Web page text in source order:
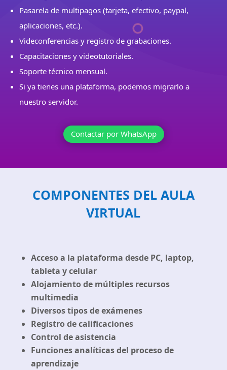
Pasarela de multipagos (tarjeta, efectivo, paypal,
aplicaciones, etc.).
Videconferencias y registro de grabaciones.
Capacitaciones y videotutoriales.
Soporte técnico mensual.
Si ya tienes una plataforma, podemos migrarlo a
nuestro servidor.
Contactar por WhatsApp
COMPONENTES DEL AULA
VIRTUAL
Acceso a la plataforma desde PC, laptop,
tableta y celular
Alojamiento de múltiples recursos
multimedia
Diversos tipos de exámenes
Registro de calificaciones
Control de asistencia
Funciones analíticas del proceso de
aprendizaje